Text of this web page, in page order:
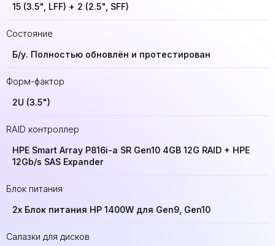
15 (3.5", LFF) + 2 (2.5", SFF)
Состояние
Б/у. Полностью обновлён и протестирован
Форм-фактор
2U (3.5")
RAID контроллер
HPE Smart Array P816i-a SR Gen10 4GB 12G RAID + HPE
12Gb/s SAS Expander
Блок питания
2x Блок питания HP 1400W для Gen9, Gen10
Салазки для дисков